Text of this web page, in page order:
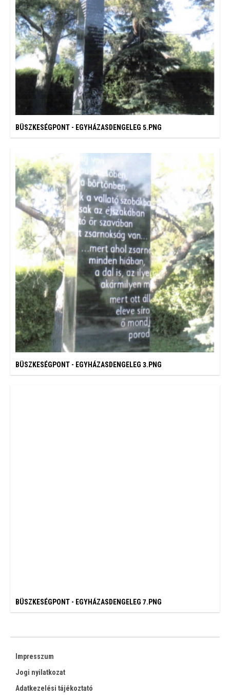
BÜSZKESÉGPONT - EGYHÁZASDENGELEG 5.PNG
BÜSZKESÉGPONT - EGYHÁZASDENGELEG 3.PNG
BÜSZKESÉGPONT - EGYHÁZASDENGELEG 7.PNG
Impresszum
Jogi nyilatkozat
Adatkezelési tájékoztató